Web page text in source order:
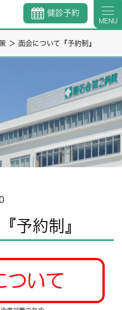
健診予約
MENU
＞ 面会について『予約制』
予約制』